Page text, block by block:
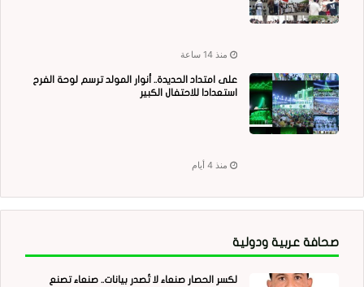
منذ 14 ساعة
على امتداد الحديدة.. أنوار المولد ترسم لوحة الفرح
استعدادا للاحتفال الكبير
منذ 4 أيام
صحافة عربية ودولية
لكسر الحصار صنعاء لا تُصدر بيانات.. صنعاء تصنع